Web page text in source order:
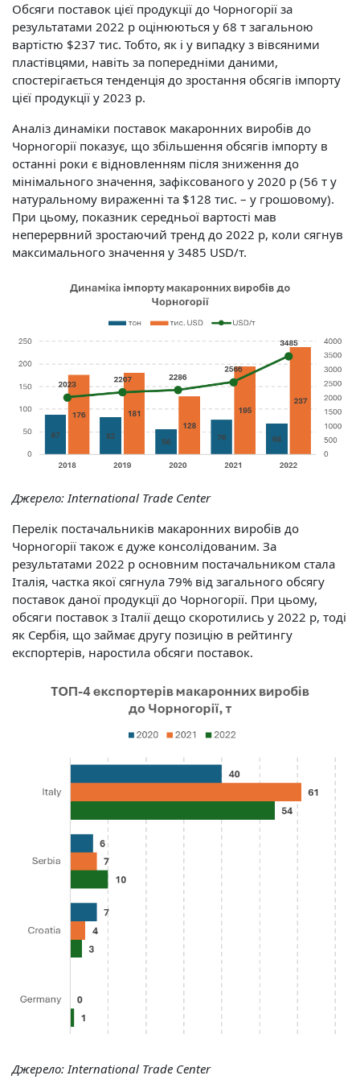
Обсяги поставок цієї продукції до Чорногорії за
результатами 2022 р оцінюються у 68 т загальною
вартістю $237 тис. Тобто, як і у випадку з вівсяними
пластівцями, навіть за попередніми даними,
спостерігається тенденція до зростання обсягів імпорту
цієї продукції у 2023 р.
Аналіз динаміки поставок макаронних виробів до
Чорногорії показує, що збільшення обсягів імпорту в
останні роки є відновленням після зниження до
мінімального значення, зафіксованого у 2020 р (56 т у
натуральному вираженні та $128 тис. – у грошовому).
При цьому, показник середньої вартості мав
неперервний зростаючий тренд до 2022 р, коли сягнув
максимального значення у 3485 USD/т.
Джерело:International Trade Center
Перелік постачальників макаронних виробів до
Чорногорії також є дуже консолідованим. За
результатами 2022 р основним постачальником стала
Італія, частка якої сягнула 79% від загального обсягу
поставок даної продукції до Чорногорії. При цьому,
обсяги поставок з Італії дещо скоротились у 2022 р, тоді
як Сербія, що займає другу позицію в рейтингу
експортерів, наростила обсяги поставок.
Джерело: International Trade Center